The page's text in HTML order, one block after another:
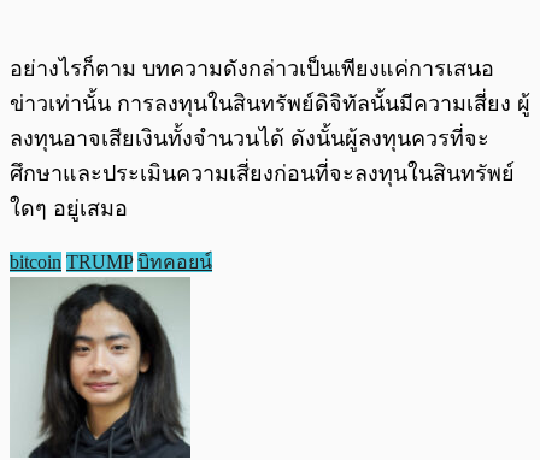
อย่างไรก็ตาม บทความดังกล่าวเป็นเพียงแค่การเสนอ
ข่าวเท่านั้น การลงทุนในสินทรัพย์ดิจิทัลนั้นมีความเสี่ยง ผู้
ลงทุนอาจเสียเงินทั้งจำนวนได้ ดังนั้นผู้ลงทุนควรที่จะ
ศึกษาและประเมินความเสี่ยงก่อนที่จะลงทุนในสินทรัพย์
ใดๆ อยู่เสมอ
bitcoin TRUMP บิทคอยน์